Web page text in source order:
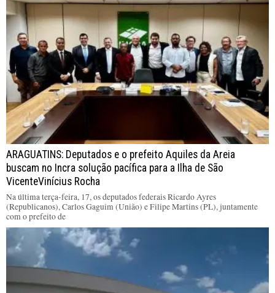
ARAGUATINS: Deputados e o prefeito Aquiles da Areia
buscam no Incra solução pacífica para a Ilha de São
VicenteVinícius Rocha
Na última terça-feira, 17, os deputados federais Ricardo Ayres
(Republicanos), Carlos Gaguim (União) e Filipe Martins (PL), juntamente
com o prefeito de